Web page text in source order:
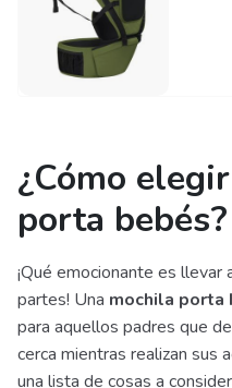
¿Cómo
porta bebés?
¡Qué emocionante es
partes! Una mochila porta
para aquellos padres que
cerca mientras realizan sus
una lista de cosas a